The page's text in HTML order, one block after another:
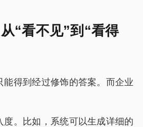
“看不见”到“看得
得到经过修饰的答案。而企业
。比如，系统可以生成详细的